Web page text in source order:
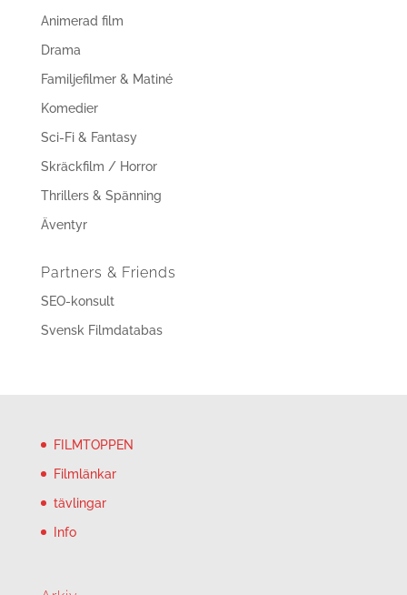
Animerad film
Drama
Familjefilmer & Matiné
Komedier
Sci-Fi & Fantasy
Skräckfilm / Horror
Thrillers & Spänning
Äventyr
Partners & Friends
SEO-konsult
Svensk Filmdatabas
FILMTOPPEN
Filmlänkar
tävlingar
Info